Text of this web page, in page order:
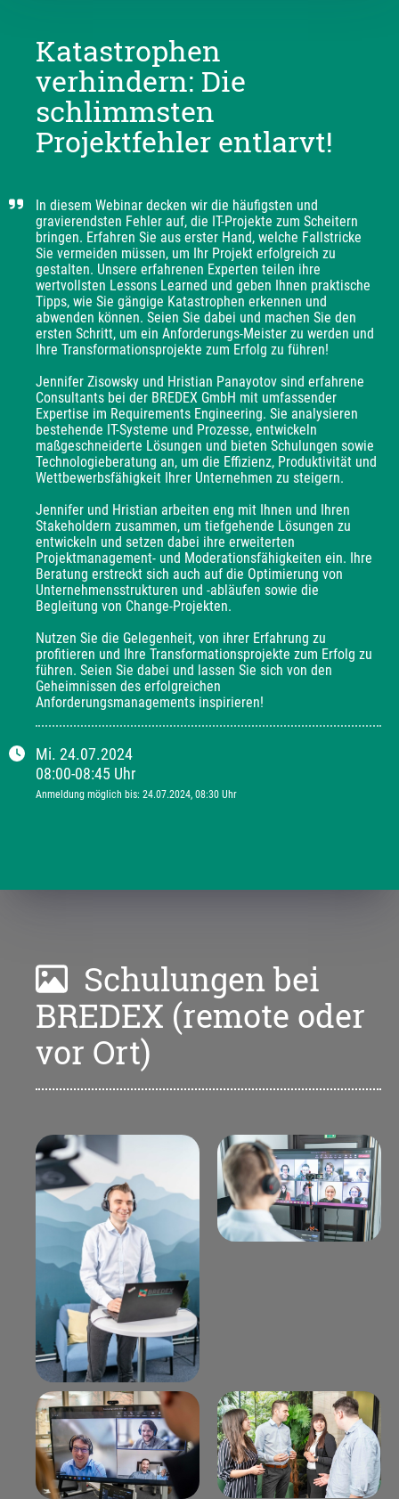
Katastrophen
verhindern: Die
schlimmsten
Projektfehler entlarvt!
Mi. 24.07.2024
08:00-08:45 Uhr
Anmeldung möglich bis: 24.07.2024, 08:30 Uhr
In diesem Webinar decken wir die häufigsten und
gravierendsten Fehler auf, die IT-Projekte zum Scheitern
bringen. Erfahren Sie aus erster Hand, welche Fallstricke
Sie vermeiden müssen, um Ihr Projekt erfolgreich zu
gestalten. Unsere erfahrenen Experten teilen ihre
wertvollsten Lessons Learned und geben Ihnen praktische
Tipps, wie Sie gängige Katastrophen erkennen und
abwenden können. Seien Sie dabei und machen Sie den
ersten Schritt, um ein Anforderungs-Meister zu werden und
Ihre Transformationsprojekte zum Erfolg zu führen!
Jennifer Zisowsky und Hristian Panayotov sind erfahrene
Consultants bei der BREDEX GmbH mit umfassender
Expertise im Requirements Engineering. Sie analysieren
bestehende IT-Systeme und Prozesse, entwickeln
maßgeschneiderte Lösungen und bieten Schulungen sowie
Technologieberatung an, um die Effizienz, Produktivität und
Wettbewerbsfähigkeit Ihrer Unternehmen zu steigern.
Jennifer und Hristian arbeiten eng mit Ihnen und Ihren
Stakeholdern zusammen, um tiefgehende Lösungen zu
entwickeln und setzen dabei ihre erweiterten
Projektmanagement- und Moderationsfähigkeiten ein. Ihre
Beratung erstreckt sich auch auf die Optimierung von
Unternehmensstrukturen und -abläufen sowie die
Begleitung von Change-Projekten.
Nutzen Sie die Gelegenheit, von ihrer Erfahrung zu
profitieren und Ihre Transformationsprojekte zum Erfolg zu
führen. Seien Sie dabei und lassen Sie sich von den
Geheimnissen des erfolgreichen
Anforderungsmanagements inspirieren!
Schulungen bei
BREDEX (remote oder
vor Ort)